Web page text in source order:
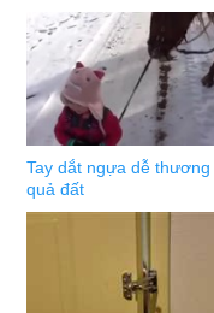
Tay dắt ngựa dễ thương
quả đất